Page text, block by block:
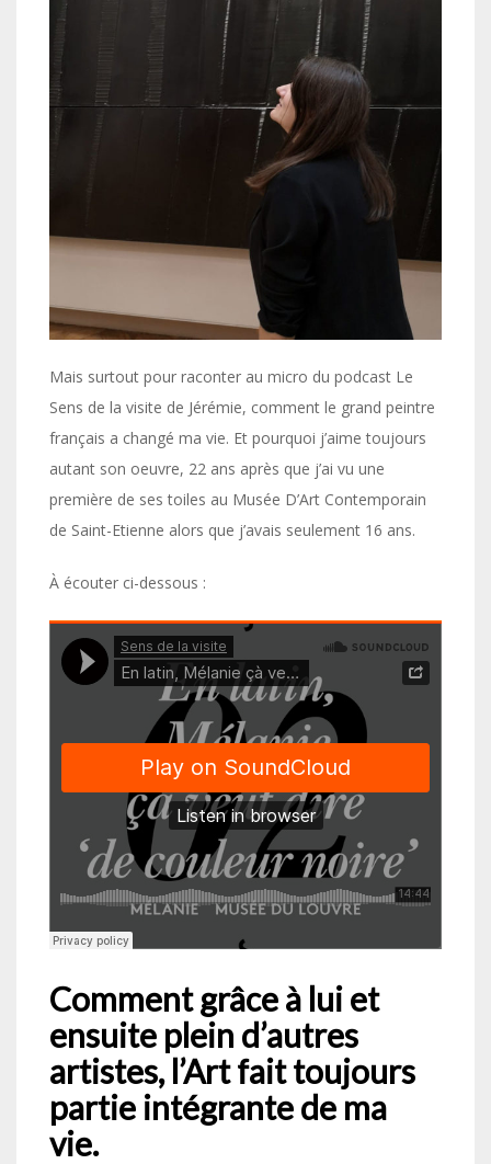
Mais surtout pour raconter au micro du podcast Le
Sens de la visite de Jérémie, comment le grand peintre
français a changé ma vie. Et pourquoi j’aime toujours
autant son oeuvre, 22 ans après que j’ai vu une
première de ses toiles au Musée D’Art Contemporain
de Saint-Etienne alors que j’avais seulement 16 ans.
À écouter ci-dessous :
Comment grâce à lui et
ensuite plein d’autres
artistes, l’Art fait toujours
partie intégrante de ma
vie.